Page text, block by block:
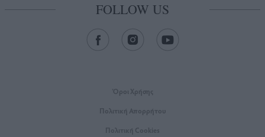
FOLLOW US
Όροι Xρήσης
Πολιτική Απορρήτου
Πολιτική Cookies